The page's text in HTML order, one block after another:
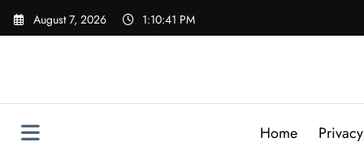
Skip
August 7, 2026 1:10:42 PM
Home